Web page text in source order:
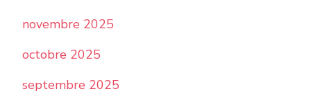
novembre 2025
octobre 2025
septembre 2025